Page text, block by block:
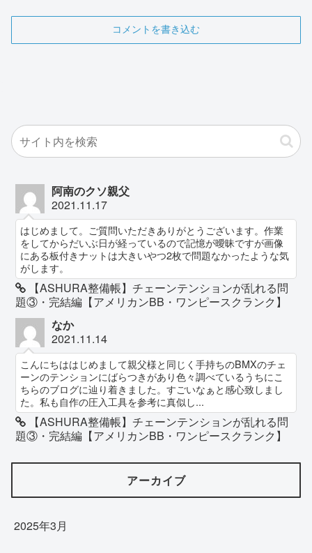
コメントを書き込む
阿南のクソ親父
2021.11.17
はじめまして。ご質問いただきありがとうございます。作業
をしてからだいぶ日が経っているので記憶が曖昧ですが画像
にある板付きナットは大きいやつ2枚で問題なかったような気
がします。
【ASHURA整備帳】チェーンテンションが乱れる問
題③・完結編【アメリカンBB・ワンピースクランク】
なか
2021.11.14
こんにちははじめまして親父様と同じく手持ちのBMXのチェ
ーンのテンションにばらつきがあり色々調べているうちにこ
ちらのブログに辿り着きました。すごいなぁと感心致しまし
た。私も自作の圧入工具を参考に真似し...
【ASHURA整備帳】チェーンテンションが乱れる問
題③・完結編【アメリカンBB・ワンピースクランク】
アーカイブ
2025年3月